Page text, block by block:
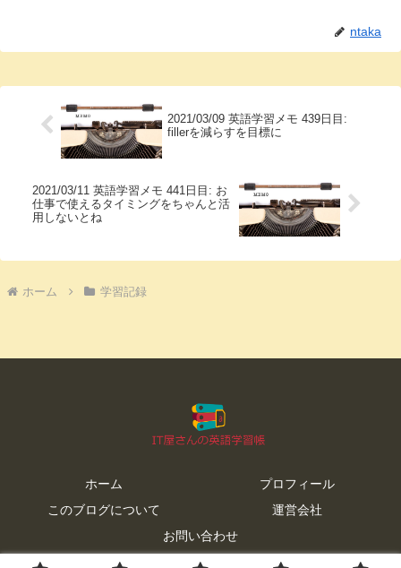
ntaka
2021/03/09 英語学習メモ 439日目:
fillerを減らすを目標に
2021/03/11 英語学習メモ 441日目: お
仕事で使えるタイミングをちゃんと活
用しないとね
ホーム 学習記録
ホーム
プロフィール
このブログについて
運営会社
お問い合わせ